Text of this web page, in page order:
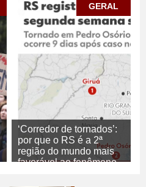
GERAL
‘Corredor de tornados’:
por que o RS é a 2ª
região do mundo mais
favorável ao fenômeno